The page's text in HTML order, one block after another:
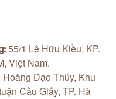
55/1 Lê Hữu Kiều, KP.
Việt Nam.
Đạo Thúy, Khu
Cầu Giấy, TP. Hà